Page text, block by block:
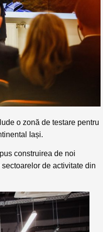
o zonă de testare pentru
Iași.
construirea de noi
de activitate din